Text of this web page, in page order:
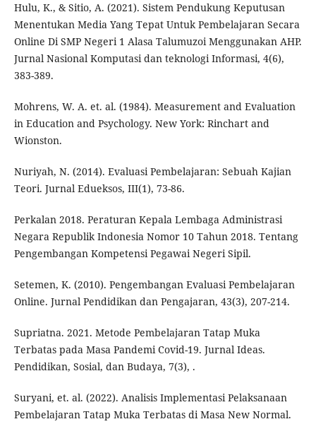
Hulu, K., & Sitio, A. (2021). Sistem Pendukung Keputusan
Menentukan Media Yang Tepat Untuk Pembelajaran Secara
Online Di SMP Negeri 1 Alasa Talumuzoi Menggunakan AHP.
Jurnal Nasional Komputasi dan teknologi Informasi, 4(6),
383-389.
Mohrens, W. A. et. al. (1984). Measurement and Evaluation
in Education and Psychology. New York: Rinchart and
Wionston.
Nuriyah, N. (2014). Evaluasi Pembelajaran: Sebuah Kajian
Teori. Jurnal Edueksos, III(1), 73-86.
Perkalan 2018. Peraturan Kepala Lembaga Administrasi
Negara Republik Indonesia Nomor 10 Tahun 2018. Tentang
Pengembangan Kompetensi Pegawai Negeri Sipil.
Setemen, K. (2010). Pengembangan Evaluasi Pembelajaran
Online. Jurnal Pendidikan dan Pengajaran, 43(3), 207-214.
Supriatna. 2021. Metode Pembelajaran Tatap Muka
Terbatas pada Masa Pandemi Covid-19. Jurnal Ideas.
Pendidikan, Sosial, dan Budaya, 7(3), .
Suryani, et. al. (2022). Analisis Implementasi Pelaksanaan
Pembelajaran Tatap Muka Terbatas di Masa New Normal.